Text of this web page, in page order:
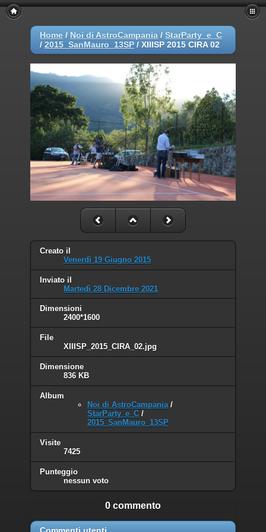
Home / Noi di AstroCampania / StarParty_e_C
/ 2015_SanMauro_13SP / XIIISP 2015 CIRA 02
Creato il
Venerdì 19 Giugno 2015
Inviato il
Martedì 28 Dicembre 2021
Dimensioni
2400*1600
File
XIIISP_2015_CIRA_02.jpg
Dimensione
836 KB
Album
Noi di AstroCampania/
StarParty_e_C /
2015_SanMauro_13SP
Visite
7425
Punteggio
nessun voto
0 commento